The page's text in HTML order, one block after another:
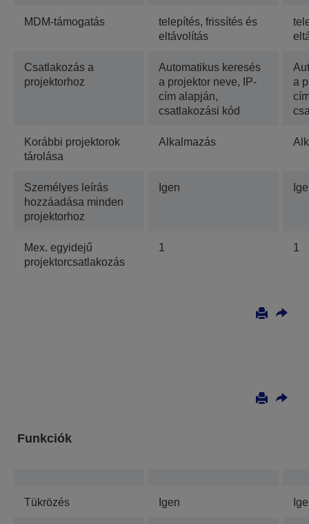
MDM-támogatás
telepítés, frissítés és
eltávolítás
Csatlakozás a
projektorhoz
Automatikus keresés
a projektor neve, IP-
cím alapján,
csatlakozási kód
a
Korábbi projektorok
tárolása
Alkalmazás
Személyes leírás
hozzáadása minden
projektorhoz
Igen
Mex. egyidejű
projektorcsatlakozás
1 1
Funkciók
Tükrözés Igen